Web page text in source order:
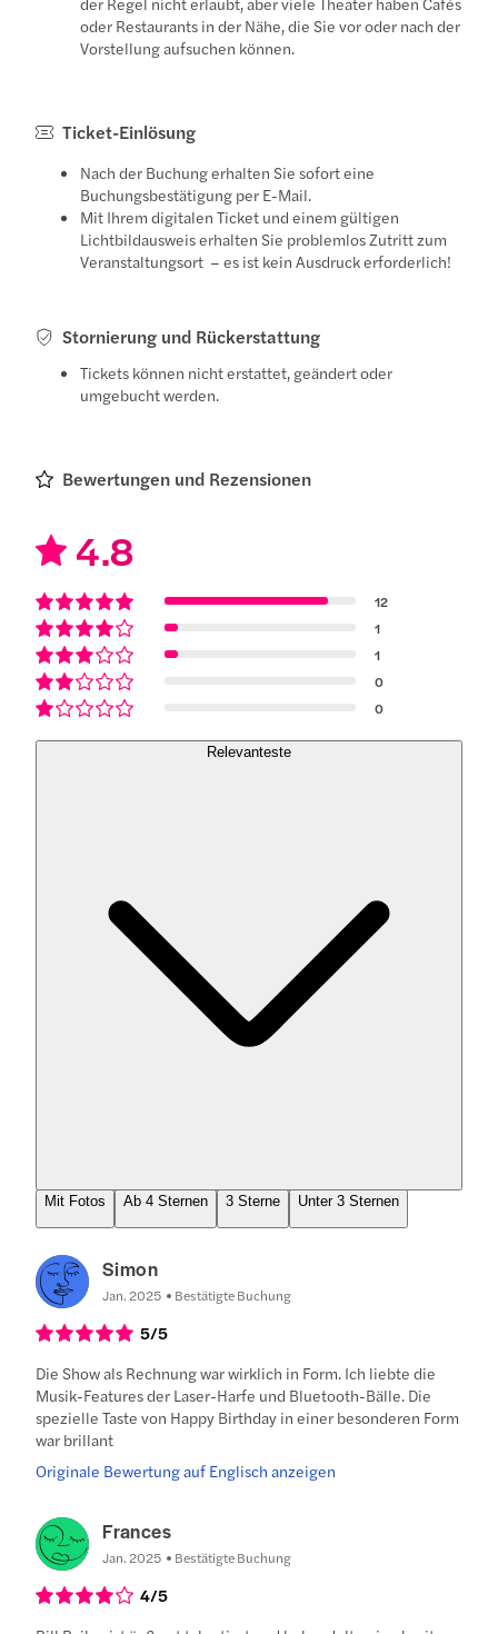
oder Restaurants in der Nähe, die Sie vor oder nach der
Vorstellung aufsuchen können.
Ticket-Einlösung
Nach der Buchung erhalten Sie sofort eine
Buchungsbestätigung per E-Mail.
Mit Ihrem digitalen Ticket und einem gültigen
Lichtbildausweis erhalten Sie problemlos Zutritt zum
Veranstaltungsort – es ist kein Ausdruck erforderlich!
Stornierung und Rückerstattung
Tickets können nicht erstattet, geändert oder
umgebucht werden.
Bewertungen und Rezensionen
4.8
12
1
1
0
0
Relevanteste
Mit Fotos Ab 4 Sternen 3 Sterne Unter 3 Sternen
Simon
Jan. 2025 Bestätigte Buchung
5/5
Die Show als Rechnung war wirklich in Form. Ich liebte die
Musik-Features der Laser-Harfe und Bluetooth-Bälle. Die
spezielle Taste von Happy Birthday in einer besonderen Form
war brillant
Originale Bewertung auf Englisch anzeigen
Frances
Jan. 2025 Bestätigte Buchung
4/5